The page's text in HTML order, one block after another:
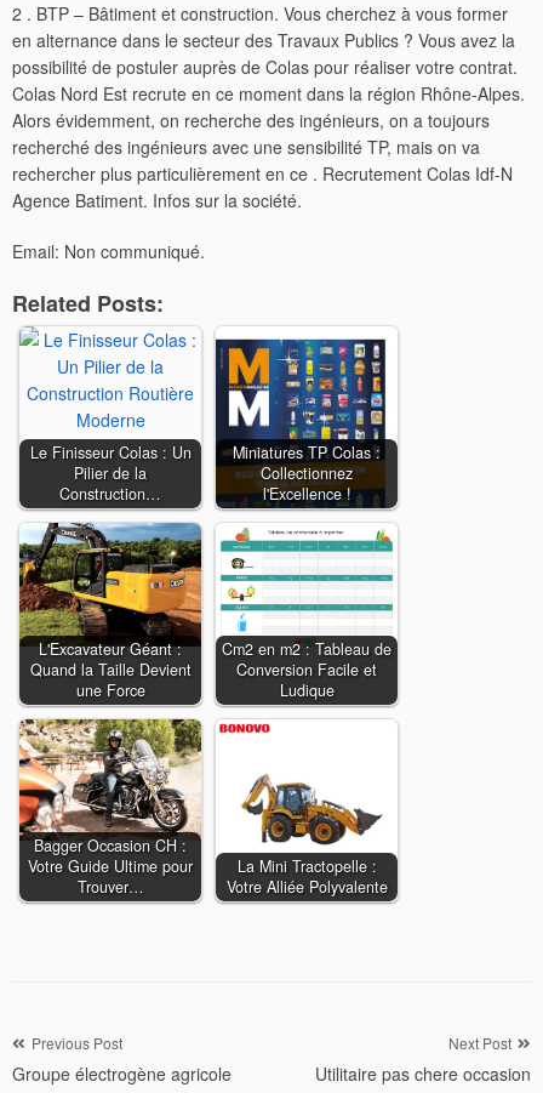
2 . BTP – Bâtiment et construction. Vous cherchez à vous former
en alternance dans le secteur des Travaux Publics ? Vous avez la
possibilité de postuler auprès de Colas pour réaliser votre contrat.
Colas Nord Est recrute en ce moment dans la région Rhône-Alpes.
Alors évidemment, on recherche des ingénieurs, on a toujours
recherché des ingénieurs avec une sensibilité TP, mais on va
rechercher plus particulièrement en ce . Recrutement Colas Idf-N
Agence Batiment. Infos sur la société.
Email: Non communiqué.
Related Posts:
Le Finisseur Colas : Un
Pilier de la
Construction…
Miniatures TP Colas :
Collectionnez
l'Excellence !
L'Excavateur Géant :
Quand la Taille Devient
une Force
Cm2 en m2 : Tableau de
Conversion Facile et
Ludique
Bagger Occasion CH :
Votre Guide Ultime pour
Trouver…
La Mini Tractopelle :
Votre Alliée Polyvalente
Navigation
de
Previous Post
Groupe électrogène agricole
Next Post
Utilitaire pas chere occasion